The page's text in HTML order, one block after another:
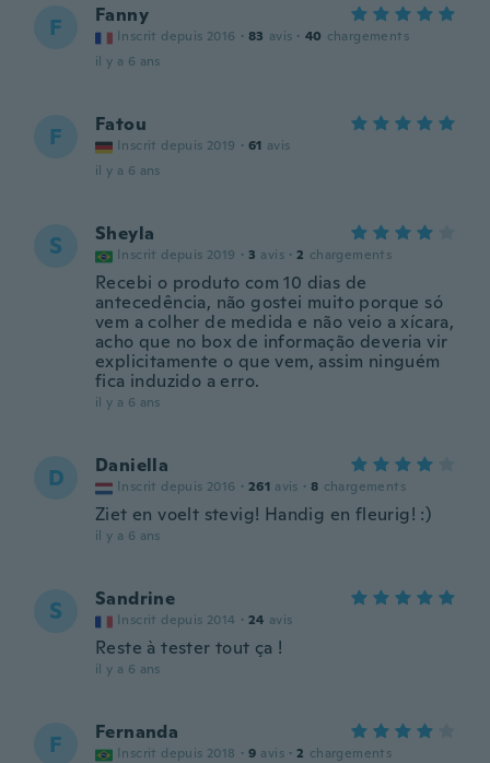
F Fanny
Inscrit depuis 2016 · 83 avis · 40 chargements
il y a 6 ans
F Fatou
Inscrit depuis 2019 · 61 avis
il y a 6 ans
S Sheyla
Inscrit depuis 2019 · 3 avis · 2 chargements
Recebi o produto com 10 dias de
antecedência, não gostei muito porque só
vem a colher de medida e não veio a xícara,
acho que no box de informação deveria vir
explicitamente o que vem, assim ninguém
fica induzido a erro.
il y a 6 ans
D Daniella
Inscrit depuis 2016 · 261 avis · 8 chargements
Ziet en voelt stevig! Handig en fleurig! :)
il y a 6 ans
S Sandrine
Inscrit depuis 2014 · 24 avis
Reste à tester tout ça !
il y a 6 ans
F Fernanda
Inscrit depuis 2018 · 9 avis · 2 chargements